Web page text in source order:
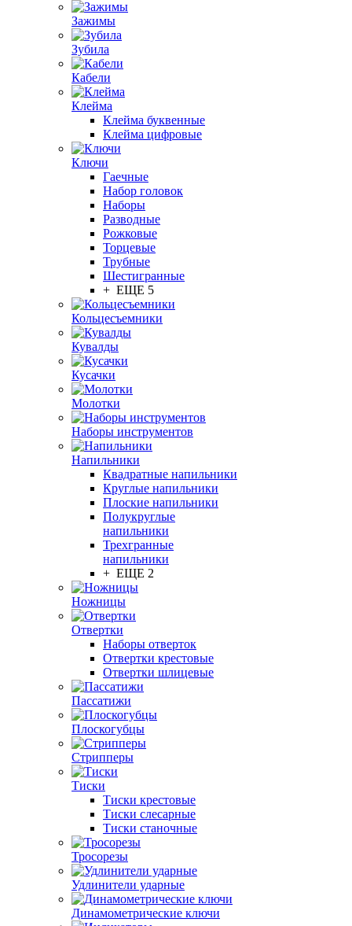
Зажимы
Зубила
Кабели
Клейма
Клейма буквенные
Клейма цифровые
Ключи
Гаечные
Набор головок
Наборы
Разводные
Рожковые
Торцевые
Трубные
Шестигранные
+ ЕЩЕ 5
Кольцесъемники
Кувалды
Кусачки
Молотки
Наборы инструментов
Напильники
Квадратные напильники
Круглые напильники
Плоские напильники
Полукруглые
напильники
Трехгранные
напильники
+ ЕЩЕ 2
Ножницы
Отвертки
Наборы отверток
Отвертки крестовые
Отвертки шлицевые
Пассатижи
Плоскогубцы
Стрипперы
Тиски
Тиски крестовые
Тиски слесарные
Тиски станочные
Тросорезы
Удлинители ударные
Динамометрические ключи